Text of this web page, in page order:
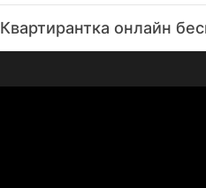
Квартирантка онлайн